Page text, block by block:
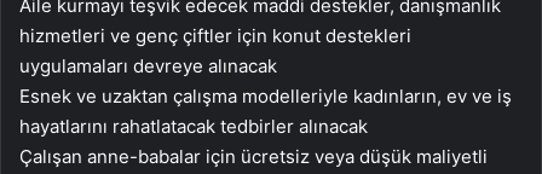
Aile kurmayı teşvik edecek maddi destekler, danışmanlık
hizmetleri ve genç çiftler için konut destekleri
uygulamaları devreye alınacak
Esnek ve uzaktan çalışma modelleriyle kadınların, ev ve iş
hayatlarını rahatlatacak tedbirler alınacak
Çalışan anne-babalar için ücretsiz veya düşük maliyetli